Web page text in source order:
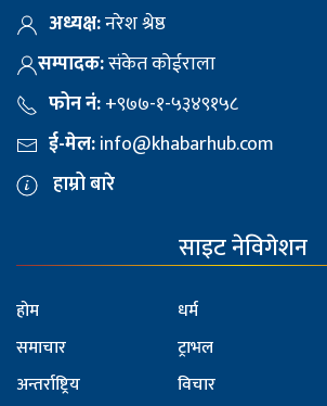
अध्यक्ष:नरेश श्रेष्ठ
सम्पादक:संकेत कोईराला
फोन नं:+९७७-१-५३४९१५८
ई-मेल:info@khabarhub.com
हाम्रो बारे
साइट नेविगेशन
होम
समाचार
अन्तर्राष्ट्रिय
धर्म
ट्राभल
विचार